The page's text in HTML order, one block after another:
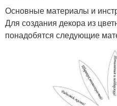
Основные материалы и
Для создания декора из
понадобятся следующие